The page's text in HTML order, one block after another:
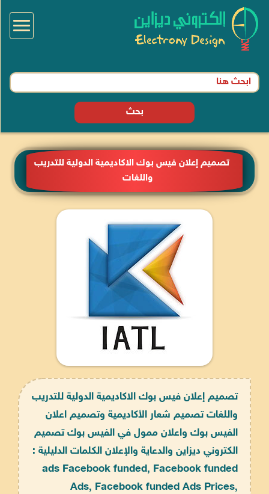
بحث
تصميم إعلان فيس بوك الاكاديمية الدولية للتدريب
واللغات
تصميم إعلان فيس بوك الاكاديمية الدولية للتدريب
واللغات تصميم شعار الأكاديمية وتصميم اعلان
الفيس بوك واعلان ممول في الفيس بوك تصميم
الكتروني ديزاين والدعاية والإعلان الكلمات الدليلية :
ads Facebook funded, Facebook funded
Ads, Facebook funded Ads Prices,